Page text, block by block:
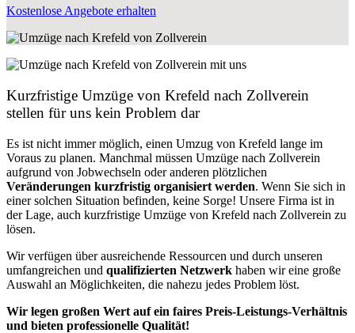
Kostenlose Angebote erhalten
Kurzfristige Umzüge von Krefeld nach Zollverein
stellen für uns kein Problem dar
Es ist nicht immer möglich, einen Umzug von Krefeld lange im
Voraus zu planen. Manchmal müssen Umzüge nach Zollverein
aufgrund von Jobwechseln oder anderen plötzlichen
Veränderungen kurzfristig organisiert werden. Wenn Sie sich in
einer solchen Situation befinden, keine Sorge! Unsere Firma ist in
der Lage, auch kurzfristige Umzüge von Krefeld nach Zollverein zu
lösen.
Wir verfügen über ausreichende Ressourcen und durch unseren
umfangreichen und qualifizierten Netzwerk haben wir eine große
Auswahl an Möglichkeiten, die nahezu jedes Problem löst.
Wir legen großen Wert auf ein faires Preis-Leistungs-Verhältnis
und bieten professionelle Qualität!